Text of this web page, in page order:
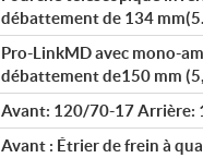
débattement de 134
Pro-LinkMD avec mono-
débattement de150 mm
Avant: 120/70-17 Arrière:
Avant : Étrier de frein à